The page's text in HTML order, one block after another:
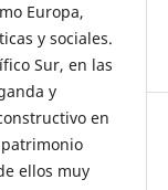
Europa,
y sociales.
Sur, en las
y
en
ellos muy